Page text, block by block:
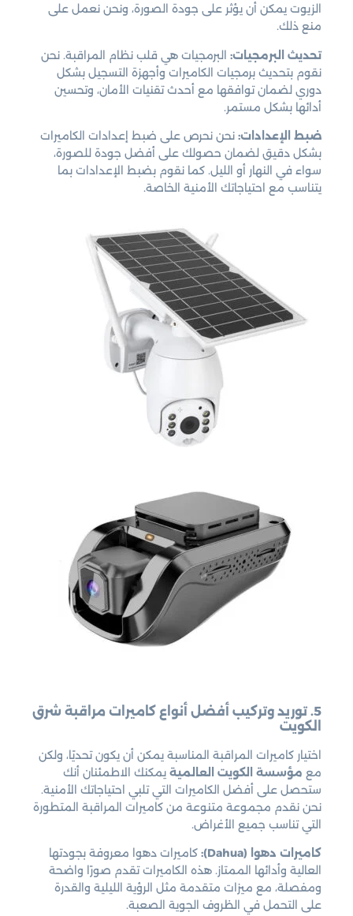
الزيوت يمكن أن يؤثر على جودة الصورة، ونحن نعمل على
منع ذلك.
تحديث البرمجيات: البرمجيات هي قلب نظام المراقبة. نحن
نقوم بتحديث برمجيات الكاميرات وأجهزة التسجيل بشكل
دوري لضمان توافقها مع أحدث تقنيات الأمان، وتحسين
أدائها بشكل مستمر.
ضبط الإعدادات: نحن نحرص على ضبط إعدادات الكاميرات
بشكل دقيق لضمان حصولك على أفضل جودة للصورة،
سواء في النهار أو الليل. كما نقوم بضبط الإعدادات بما
يتناسب مع احتياجاتك الأمنية الخاصة.
5. توريد وتركيب أفضل أنواع كاميرات مراقبة شرق
الكويت
اختيار كاميرات المراقبة المناسبة يمكن أن يكون تحديًا، ولكن
مع مؤسسة الكويت العالمية يمكنك الاطمئنان أنك
ستحصل على أفضل الكاميرات التي تلبي احتياجاتك الأمنية.
نحن نقدم مجموعة متنوعة من كاميرات المراقبة المتطورة
التي تناسب جميع الأغراض.
كاميرات دهوا (Dahua):
كاميرات دهوا معروفة بجودتها
العالية وأدائها الممتاز. هذه الكاميرات تقدم صورًا واضحة
ومفصلة، مع ميزات متقدمة مثل الرؤية الليلية والقدرة
على التحمل في الظروف الجوية الصعبة.